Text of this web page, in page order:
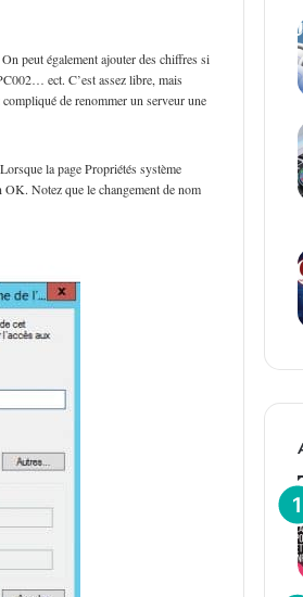
peut également ajouter des chiffres si
ect. C’est assez libre, mais
de renommer un serveur une
la page Propriétés système
Notez que le changement de nom
i
l